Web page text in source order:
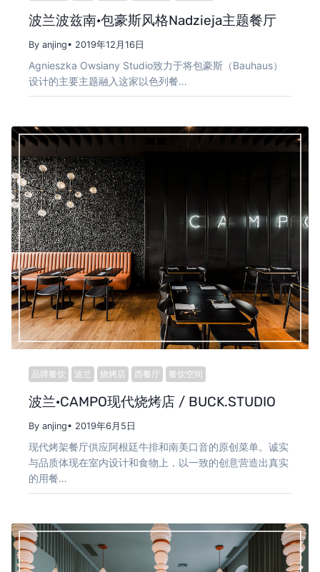
波兰波兹南·包豪斯风格Nadzieja主题餐厅
By anjing• 2019年12月16日
Agnieszka Owsiany Studio致力于将包豪斯（Bauhaus）
设计的主要主题融入这家以色列餐…
品牌餐饮 波兰 烧烤店 西餐厅 餐饮空间
波兰·CAMPO现代烧烤店 / BUCK.STUDIO
By anjing• 2019年6月5日
现代烤架餐厅供应阿根廷牛排和南美口音的原创菜单。诚实
与品质体现在室内设计和食物上，以一致的创意营造出真实
的用餐…